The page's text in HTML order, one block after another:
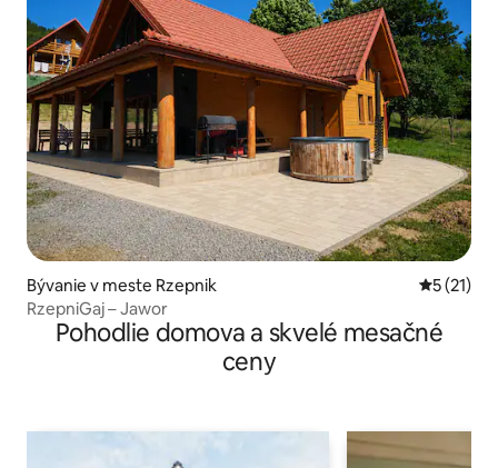
Bývanie v meste Rzepnik
5 (21)
RzepniGaj – Jawor
Pohodlie domova a skvelé mesačné
ceny